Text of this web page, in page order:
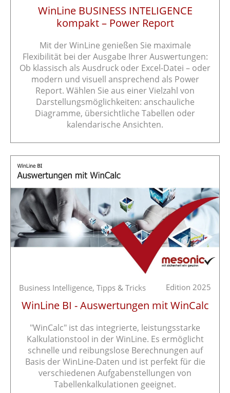
WinLine BUSINESS INTELIGENCE
kompakt – Power Report
Mit der WinLine genießen Sie maximale
Flexibilität bei der Ausgabe Ihrer Auswertungen:
Ob klassisch als Ausdruck oder Excel-Datei – oder
modern und visuell ansprechend als Power
Report. Wählen Sie aus einer Vielzahl von
Darstellungsmöglichkeiten: anschauliche
Diagramme, übersichtliche Tabellen oder
kalendarische Ansichten.
Business Intelligence, Tipps & Tricks Edition 2025
WinLine BI - Auswertungen mit WinCalc
"WinCalc" ist das integrierte, leistungsstarke
Kalkulationstool in der WinLine. Es ermöglicht
schnelle und reibungslose Berechnungen auf
Basis der WinLine-Daten und ist perfekt für die
verschiedenen Aufgabenstellungen von
Tabellenkalkulationen geeignet.